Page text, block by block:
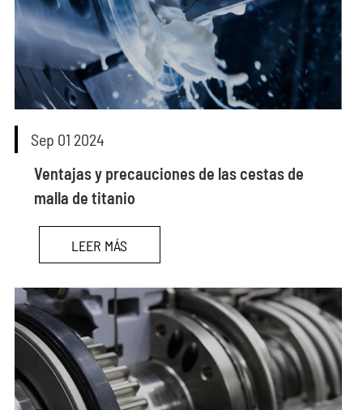
Sep 01 2024
Ventajas y precauciones de las cestas de
malla de titanio
LEER MÁS